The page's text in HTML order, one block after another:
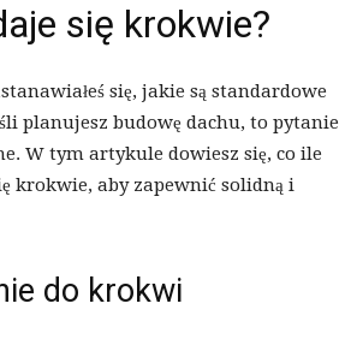
się krokwie?
się, jakie są standardowe
planujesz budowę dachu, to pytanie
W tym artykule dowiesz się, co ile
krokwie, aby zapewnić solidną i
do krokwi